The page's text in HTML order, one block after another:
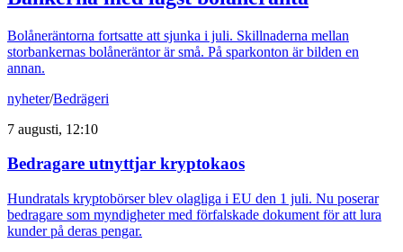
Bolåneräntorna fortsatte att sjunka i juli. Skillnaderna mellan
storbankernas bolåneräntor är små. På sparkonton är bilden en
annan.
nyheter/Bedrägeri
7 augusti, 12:10
Bedragare utnyttjar kryptokaos
Hundratals kryptobörser blev olagliga i EU den 1 juli. Nu poserar
bedragare som myndigheter med förfalskade dokument för att lura
kunder på deras pengar.